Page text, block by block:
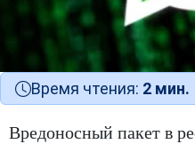
Время чтения: 2 мин.
Вредоносный пакет в